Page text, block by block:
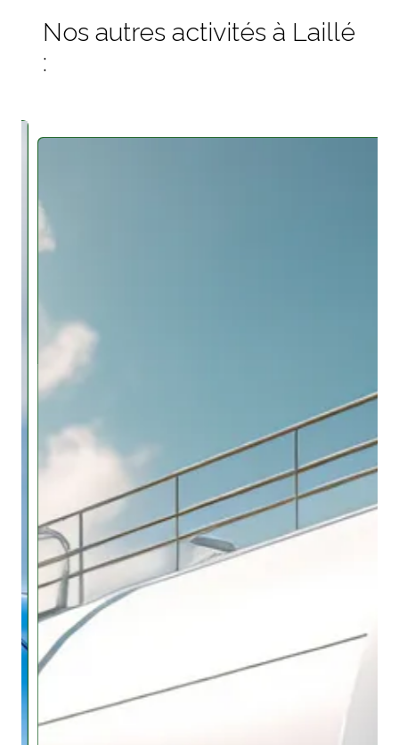
Nos autres activités à Laillé
: